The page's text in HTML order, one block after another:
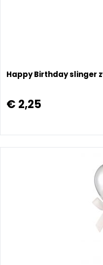
Happy Birthday slinger
€ 2,25